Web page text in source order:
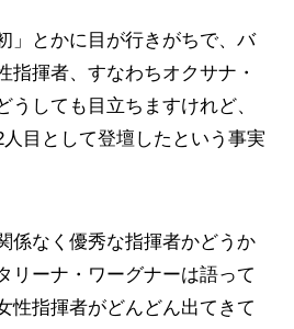
」とかに目が行きがちで、バ
指揮者、すなわちオクサナ・
うしても目立ちますけれど、
目として登壇したという事実
係なく優秀な指揮者かどうか
リーナ・ワーグナーは語って
性指揮者がどんどん出てきて